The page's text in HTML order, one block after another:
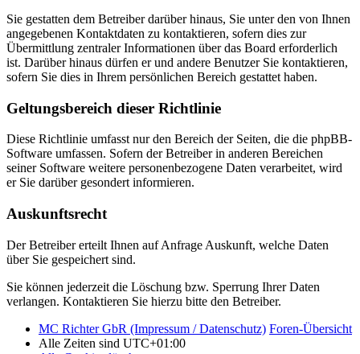
Sie gestatten dem Betreiber darüber hinaus, Sie unter den von Ihnen
angegebenen Kontaktdaten zu kontaktieren, sofern dies zur
Übermittlung zentraler Informationen über das Board erforderlich
ist. Darüber hinaus dürfen er und andere Benutzer Sie kontaktieren,
sofern Sie dies in Ihrem persönlichen Bereich gestattet haben.
Geltungsbereich dieser Richtlinie
Diese Richtlinie umfasst nur den Bereich der Seiten, die die phpBB-
Software umfassen. Sofern der Betreiber in anderen Bereichen
seiner Software weitere personenbezogene Daten verarbeitet, wird
er Sie darüber gesondert informieren.
Auskunftsrecht
Der Betreiber erteilt Ihnen auf Anfrage Auskunft, welche Daten
über Sie gespeichert sind.
Sie können jederzeit die Löschung bzw. Sperrung Ihrer Daten
verlangen. Kontaktieren Sie hierzu bitte den Betreiber.
MC Richter GbR (Impressum / Datenschutz) Foren-Übersicht
Alle Zeiten sind UTC+01:00